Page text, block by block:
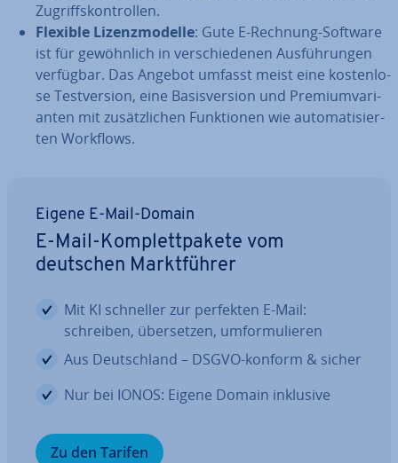
Zu­griffs­kon­trol­len.
Flexible Li­zenz­mo­del­le: Gute E-Rechnung-Software
ist für ge­wöhn­lich in ver­schie­de­nen Aus­füh­run­gen
verfügbar. Das Angebot umfasst meist eine kos­ten­lo­
se Test­ver­si­on, eine Ba­sis­ver­si­on und Pre­mi­um­va­ri­
an­ten mit zu­sätz­li­chen Funk­tio­nen wie au­to­ma­ti­sier­
ten Workflows.
Eigene E-Mail-Domain
E-Mail-Kom­plett­pa­ke­te vom
deutschen Markt­füh­rer
Mit KI schneller zur perfekten E-Mail:
schreiben, über­set­zen, um­for­mu­lie­ren
Aus Deutsch­land – DSGVO-konform & sicher
Nur bei IONOS: Eigene Domain inklusive
Zu den Tarifen